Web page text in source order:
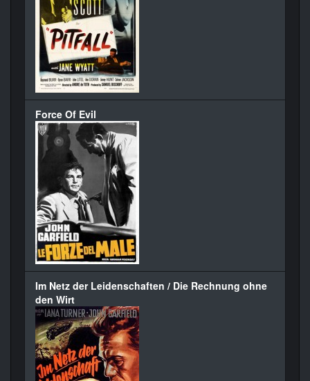
Force Of Evil
Im Netz der Leidenschaften / Die Rechnung ohne
den Wirt